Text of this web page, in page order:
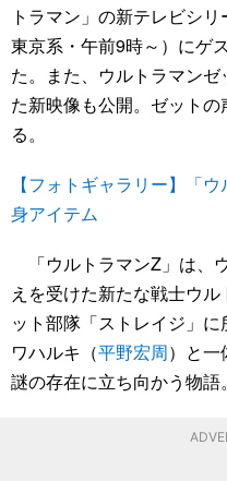
トラマン」の新テレビシ
東京系・午前9時～）にゲ
た。また、ウルトラマン
た新映像も公開。ゼット
る。
【フォトギャラリー】「
身アイテム
「ウルトラマンZ」は、
えを受けた新たな戦士ウ
ット部隊「ストレイジ」
ワハルキ（平野宏周）と
謎の存在に立ち向かう物語。